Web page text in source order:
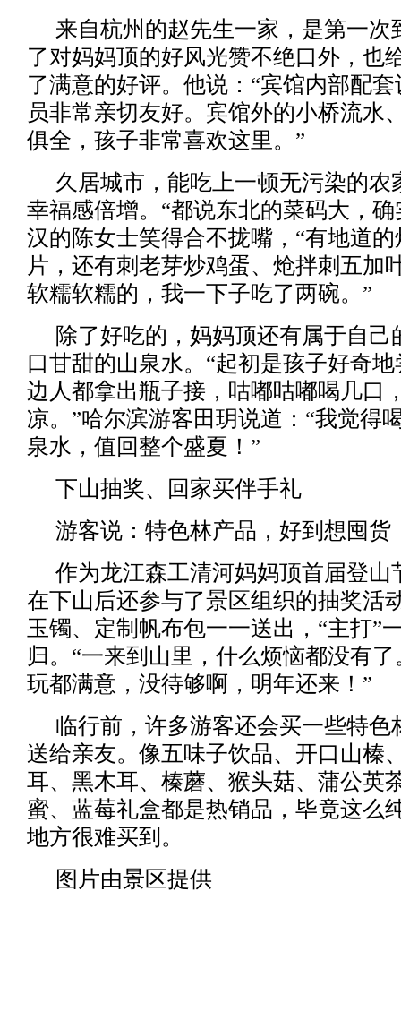
来自杭州的赵先生一家，是第一次
了对妈妈顶的好风光赞不绝口外，也
了满意的好评。他说：“宾馆内部配
员非常亲切友好。宾馆外的小桥流水
俱全，孩子非常喜欢这里。”
久居城市，能吃上一顿无污染的农
幸福感倍增。“都说东北的菜码大，
汉的陈女士笑得合不拢嘴，“有地道
片，还有刺老芽炒鸡蛋、炝拌刺五
软糯软糯的，我一下子吃了两碗。”
除了好吃的，妈妈顶还有属于自
口甘甜的山泉水。“起初是孩子好奇
边人都拿出瓶子接，咕嘟咕嘟喝几口
凉。”哈尔滨游客田玥说道：“我觉得
泉水，值回整个盛夏！”
下山抽奖、回家买伴手礼
游客说：特色林产品，好到想囤货
作为龙江森工清河妈妈顶首届登山
在下山后还参与了景区组织的抽奖活
玉镯、定制帆布包一一送出，“主打”
归。“一来到山里，什么烦恼都没有
玩都满意，没待够啊，明年还来！”
临行前，许多游客还会买一些特色
送给亲友。像五味子饮品、开口山榛
耳、黑木耳、榛蘑、猴头菇、蒲公英
蜜、蓝莓礼盒都是热销品，毕竟这么
地方很难买到。
图片由景区提供